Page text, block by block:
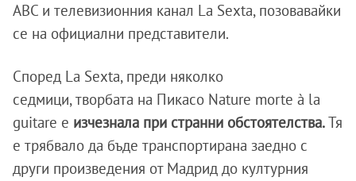
ABC и телевизионния канал La Sexta, позовавайки
се на официални представители.
Според La Sexta, преди няколко
седмици, творбата на Пикасо Nature morte à la
guitare е изчезнала при странни обстоятелства.Тя
е трябвало да бъде транспортирана заедно с
други произведения от Мадрид до културния